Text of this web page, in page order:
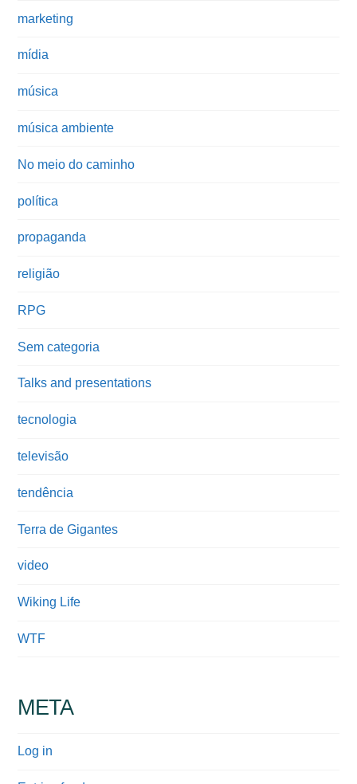
marketing
mídia
música
música ambiente
No meio do caminho
política
propaganda
religião
RPG
Sem categoria
Talks and presentations
tecnologia
televisão
tendência
Terra de Gigantes
video
Wiking Life
WTF
META
Log in